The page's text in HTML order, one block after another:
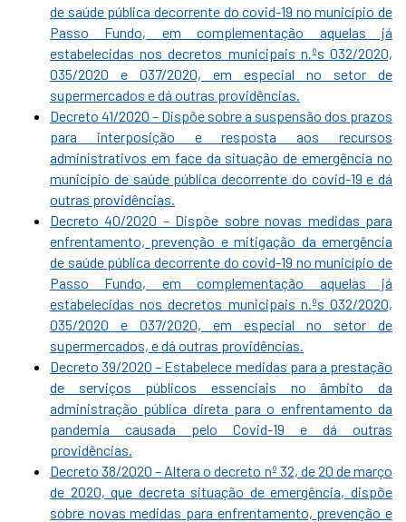
de saúde pública decorrente do covid-19 no município de
Passo Fundo, em complementação aquelas já
estabelecidas nos decretos municipais n.ºs 032/2020,
035/2020 e 037/2020, em especial no setor de
supermercados e dá outras providências.
Decreto 41/2020 – Dispõe sobre a suspensão dos prazos
para interposição e resposta aos recursos
administrativos em face da situação de emergência no
município de saúde pública decorrente do covid-19 e dá
outras providências.
Decreto 40/2020 – Dispõe sobre novas medidas para
enfrentamento, prevenção e mitigação da emergência
de saúde pública decorrente do covid-19 no município de
Passo Fundo, em complementação aquelas já
estabelecidas nos decretos municipais n.ºs 032/2020,
035/2020 e 037/2020, em especial no setor de
supermercados, e dá outras providências.
Decreto 39/2020 – Estabelece medidas para a prestação
de serviços públicos essenciais no âmbito da
administração pública direta para o enfrentamento da
pandemia causada pelo Covid-19 e dá outras
providências.
Decreto 38/2020 – Altera o decreto nº 32, de 20 de março
de 2020, que decreta situação de emergência, dispõe
sobre novas medidas para enfrentamento, prevenção e